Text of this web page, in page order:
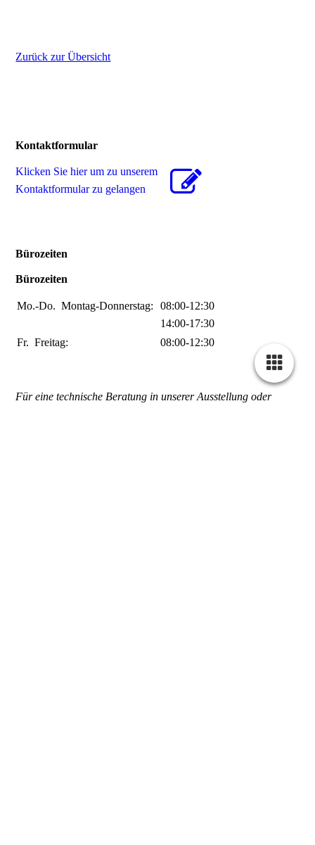
Zurück zur Übersicht
Kontaktformular
Klicken Sie hier um zu unserem
Kon­takt­for­mu­lar zu gelangen
Bürozeiten
Bürozeiten
Mo.-Do.Montag-Donnerstag:
08:00-12:30
14:00-17:30
Fr.Freitag: 08:00-12:30
Für eine technische Beratung in unserer Ausstellung oder